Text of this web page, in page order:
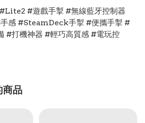
#遊戲手掣 #無線藍牙控制器
感 #SteamDeck手掣 #便攜手掣 #
#打機神器 #輕巧高質感 #電玩控
商品